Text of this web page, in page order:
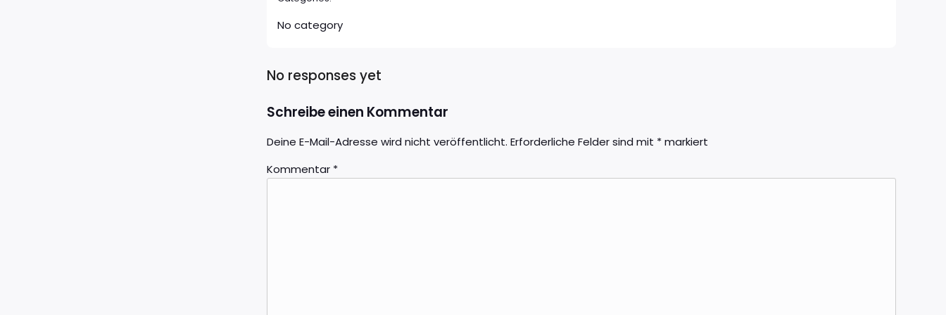
No category
No responses yet
Schreibe einen Kommentar
Deine E-Mail-Adresse wird nicht veröffentlicht. Erforderliche Felder sind mit *markiert
Kommentar *